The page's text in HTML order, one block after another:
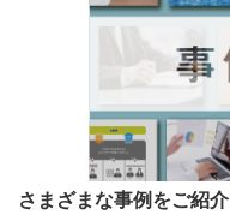
さまざまな事例をご紹介